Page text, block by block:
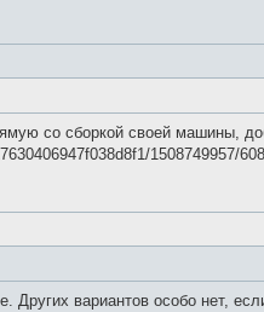
со сборкой своей машины,
1508749957/
вариантов особо нет,